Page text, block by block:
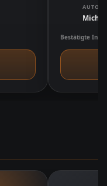
AUTOR
Bestätigte